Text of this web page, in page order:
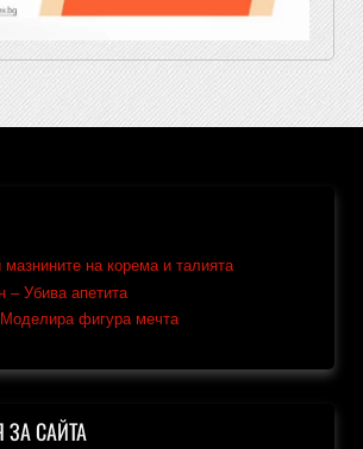
мазнините на корема и талията
– Убива апетита
фигура мечта
САЙТА